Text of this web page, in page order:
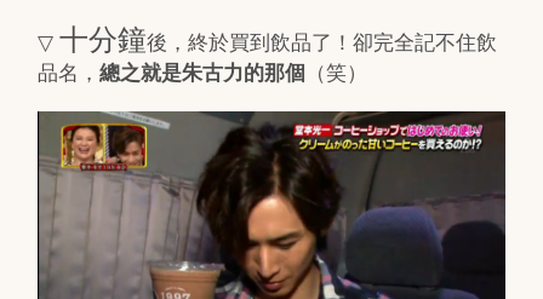
▽十分鐘後，終於買到飲品了！卻完全記不住飲
品名，總之就是朱古力的那個 （笑）